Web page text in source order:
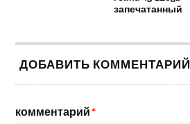
запечатанный
ДОБАВИТЬ КОММЕНТАРИЙ
комментарий*